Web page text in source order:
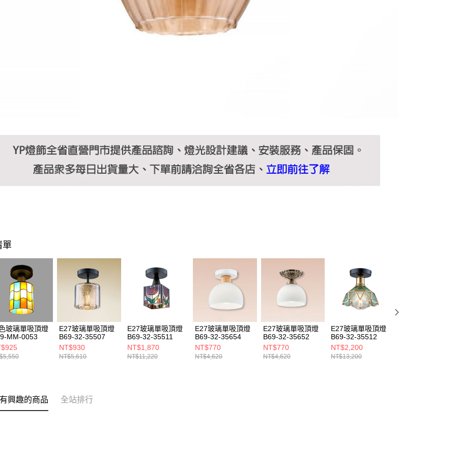
單
玻璃單吸頂燈
MM-0053
E27玻璃單吸頂燈
B69-32-35507
NT$930
NT$5,610
E27玻璃單吸頂燈
B69-32-35511
NT$1,870
NT$11,220
E27玻璃單吸頂燈
B69-32-35654
NT$770
NT$4,620
E27玻璃單吸頂燈
B69-32-35652
NT$770
NT$4,620
E27玻璃單吸頂燈
B69-32-35512
NT$2,200
NT$13,200
興趣的商品 全站排行